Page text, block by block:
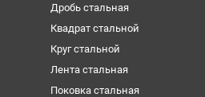
Дробь стальная
Квадрат стальной
Круг стальной
Лента стальная
Поковка стальная